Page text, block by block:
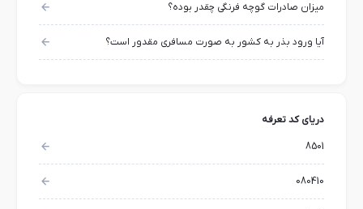
میزان صادرات گوچه فرنگی چقدر بوده؟
آیا ورود بذر به کشور به صورت مسافری مقدور است؟
دریای کد تعرفه
8501
080410